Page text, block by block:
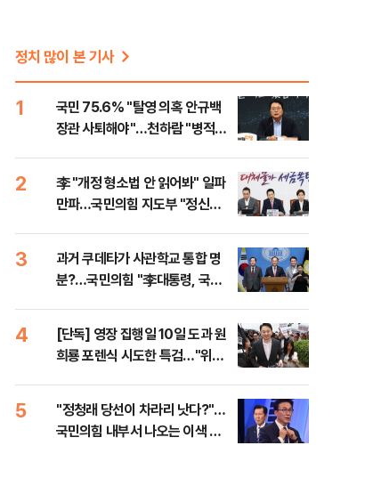
정치 많이 본 기사
1
국민 75.6% "탈영 의혹 안규백
장관 사퇴해야"…천하람 "병적기
2
李 "개정 형소법 안 읽어봐" 일파
만파…국민의힘 지도부 "정신세
3
과거 쿠데타가 사관학교 통합 명
분?…국민의힘 "李대통령, 국민
4
[단독] 영장 집행일 10일 도과 원
희룡 포렌식 시도한 특검…"위법
5
​"정청래 당선이 차라리 낫다?"…
국민의힘 내부서 나오는 이색 셈